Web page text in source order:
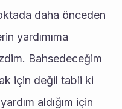
daha önceden
yardımıma
Bahsedeceğim
için değil tabii ki
aldığım için